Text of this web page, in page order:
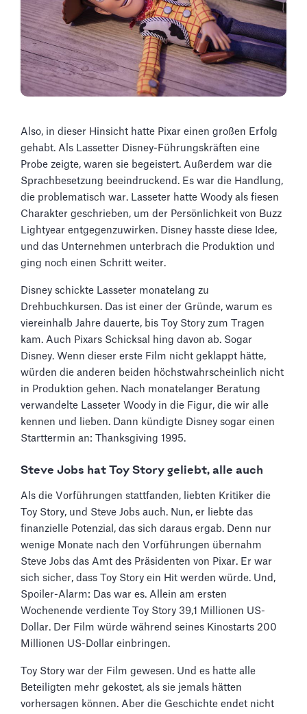
Also, in dieser Hinsicht hatte Pixar einen großen Erfolg
gehabt. Als Lassetter Disney-Führungskräften eine
Probe zeigte, waren sie begeistert. Außerdem war die
Sprachbesetzung beeindruckend. Es war die Handlung,
die problematisch war. Lasseter hatte Woody als fiesen
Charakter geschrieben, um der Persönlichkeit von Buzz
Lightyear entgegenzuwirken. Disney hasste diese Idee,
und das Unternehmen unterbrach die Produktion und
ging noch einen Schritt weiter.
Disney schickte Lasseter monatelang zu
Drehbuchkursen. Das ist einer der Gründe, warum es
viereinhalb Jahre dauerte, bis Toy Story zum Tragen
kam. Auch Pixars Schicksal hing davon ab. Sogar
Disney. Wenn dieser erste Film nicht geklappt hätte,
würden die anderen beiden höchstwahrscheinlich nicht
in Produktion gehen. Nach monatelanger Beratung
verwandelte Lasseter Woody in die Figur, die wir alle
kennen und lieben. Dann kündigte Disney sogar einen
Starttermin an: Thanksgiving 1995.
Steve Jobs hat Toy Story geliebt, alle auch
Als die Vorführungen stattfanden, liebten Kritiker die
Toy Story, und Steve Jobs auch. Nun, er liebte das
finanzielle Potenzial, das sich daraus ergab. Denn nur
wenige Monate nach den Vorführungen übernahm
Steve Jobs das Amt des Präsidenten von Pixar. Er war
sich sicher, dass Toy Story ein Hit werden würde. Und,
Spoiler-Alarm: Das war es. Allein am ersten
Wochenende verdiente Toy Story 39,1 Millionen US-
Dollar. Der Film würde während seines Kinostarts 200
Millionen US-Dollar einbringen.
Toy Story war der Film gewesen. Und es hatte alle
Beteiligten mehr gekostet, als sie jemals hätten
vorhersagen können. Aber die Geschichte endet nicht